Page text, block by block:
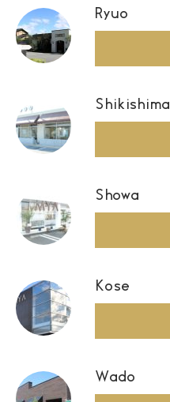
Ryuo
Shikishima
Showa
Kose
Wado